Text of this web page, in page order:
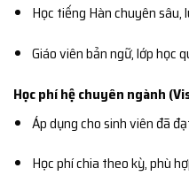
Học tiếng Hàn chuyên sâu,
Giáo viên bản ngữ, lớp học
Học phí hệ chuyên ngành
Áp dụng cho sinh viên đã
Học phí chia theo kỳ, phù